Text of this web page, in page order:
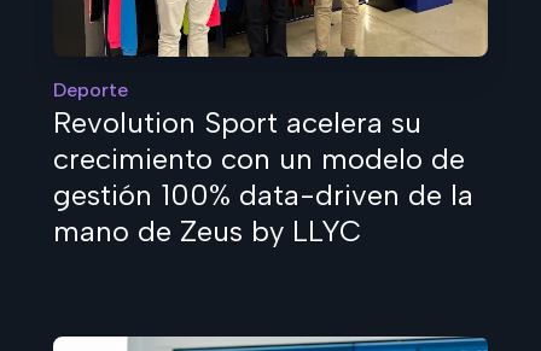
Deporte
Revolution Sport acelera su
crecimiento con un modelo de
gestión 100% data-driven de la
mano de Zeus by LLYC